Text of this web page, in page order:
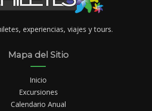
experiencias, viajes y tours.
Mapa del Sitio
Inicio
Excursiones
Calendario Anual